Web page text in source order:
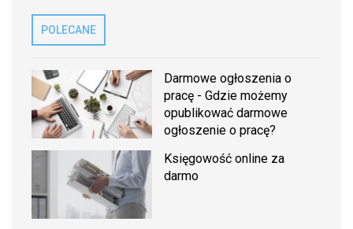
POLECANE
Darmowe ogłoszenia o
pracę - Gdzie możemy
opublikować darmowe
ogłoszenie o pracę?
Księgowość online za
darmo